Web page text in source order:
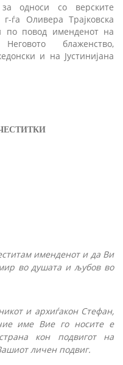
односи со верските
ѓа Оливера Трајковска
по повод именденот на
блаженство,
и на Јустинијана
именденот и да Ви
мир во душата и љубов во
и архиѓакон Стефан,
име Вие го носите е
кон подвигот на
личен подвиг.